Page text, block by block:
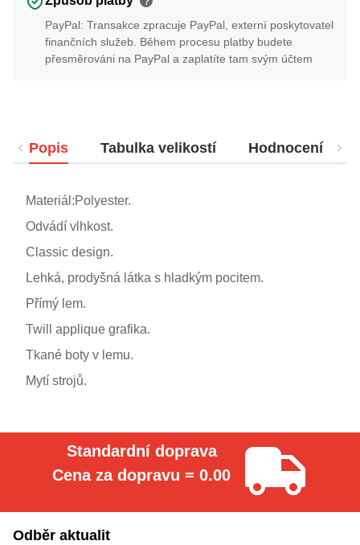
PayPal: Transakce zpracuje PayPal, externí poskytovatel
finančních služeb. Během procesu platby budete
přesměrováni na PayPal a zaplatíte tam svým účtem
Popis Tabulka velikostí Hodnocení
Materiál:Polyester.
Odvádí vlhkost.
Classic design.
Lehká, prodyšná látka s hladkým pocitem.
Přímý lem.
Twill applique grafika.
Tkané boty v lemu.
Mytí strojů.
Standardní doprava
Cena za dopravu = 0.00
Odběr aktualit